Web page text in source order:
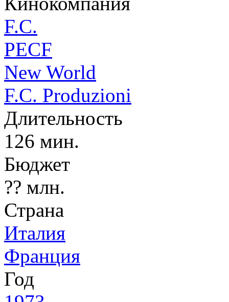
F.C.
PECF
New World
F.C. Produzioni
Длительность
126 мин.
Бюджет
?? млн.
Страна
Италия
Франция
Год